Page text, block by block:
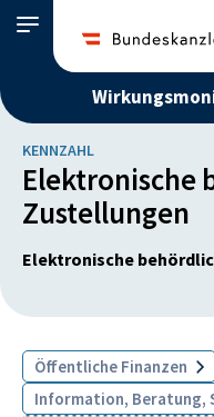
KENNZAHL
Elektronische
Zustellungen
Elektronische
Öffentliche Finanzen
Information, Beratung,